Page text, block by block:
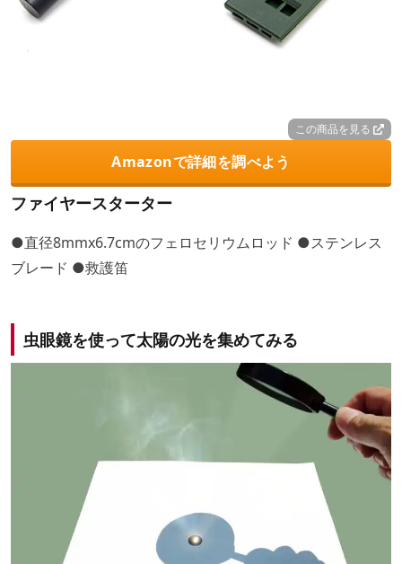
この商品を見る
Amazonで詳細を調べよう
ファイヤースターター
●直径8mmx6.7cmのフェロセリウムロッド ●ステンレス
ブレード ●救護笛
虫眼鏡を使って太陽の光を集めてみる